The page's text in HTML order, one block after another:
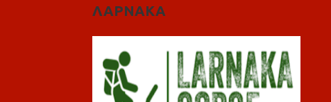
ΛΑΡΝΑΚΑ